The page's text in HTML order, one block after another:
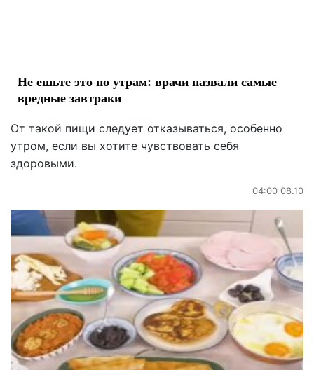
Не ешьте это по утрам: врачи назвали самые
вредные завтраки
От такой пищи следует отказываться, особенно
утром, если вы хотите чувствовать себя
здоровыми.
04:00 08.10